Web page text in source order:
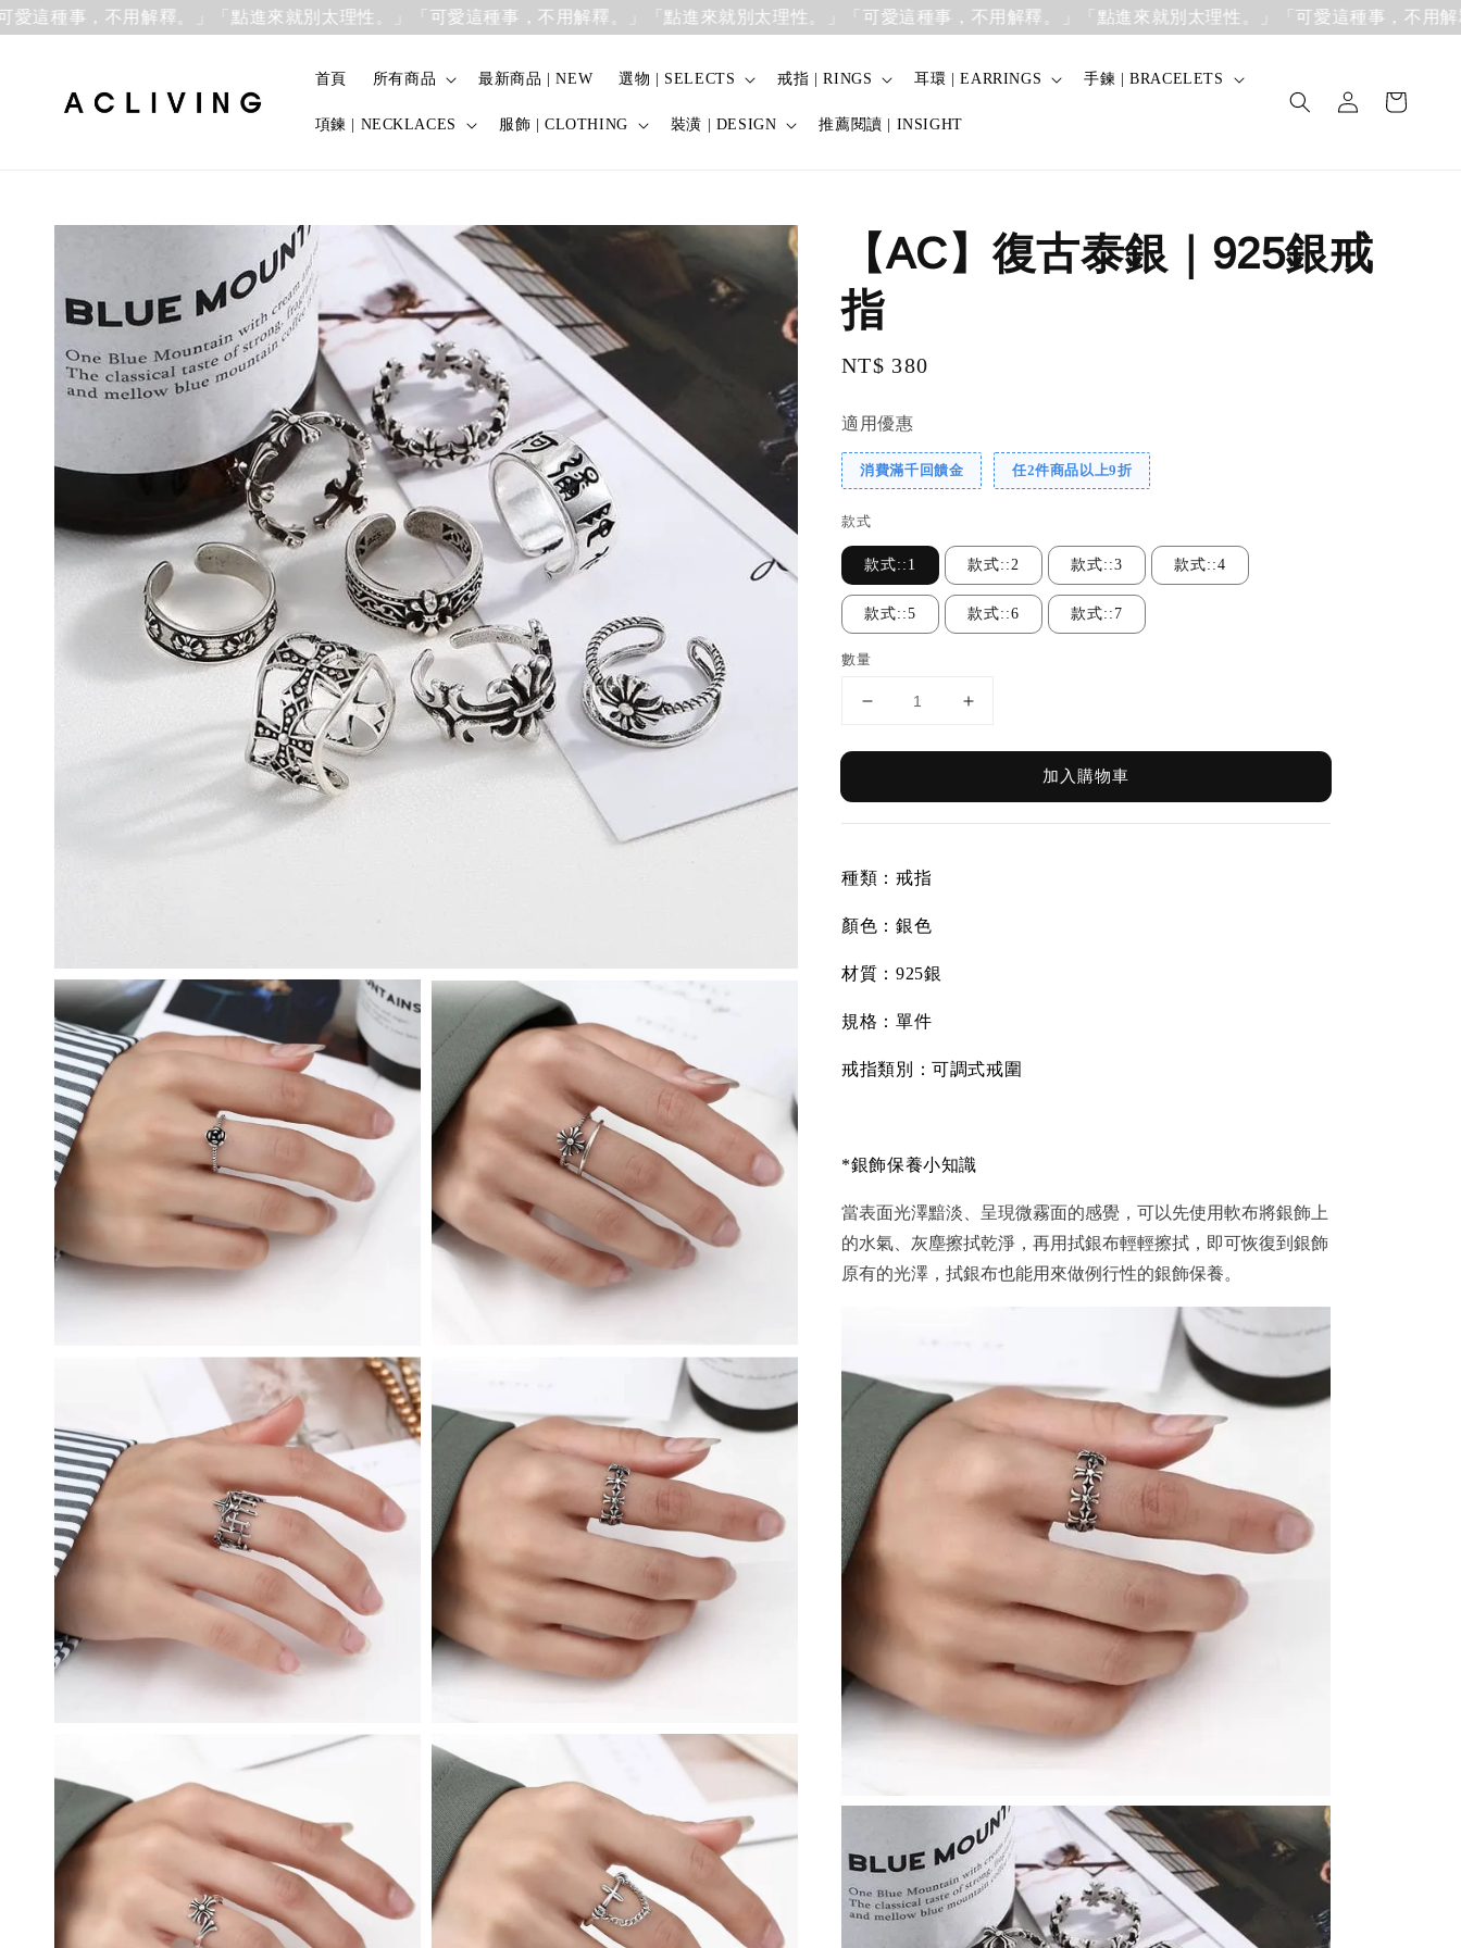
事，不用解釋。」「點進來就別太理性。」「可愛這種事，不用解釋。」「點進來就別太理性。」「可愛這種事，不用解釋。」「點進來就別太理性。」「可愛這種事，不用解釋。」
首頁 所有商品 最新商品 | NEW 選物 | SELECTS 戒指 | RINGS 耳環 | EARRINGS 手鍊 | BRACELETS
項鍊 | NECKLACES 服飾 | CLOTHING 裝潢 | DESIGN 推薦閱讀 | INSIGHT
【AC】復古泰銀｜925銀戒
指
Regular
NT$ 380
適用優惠
消費滿千回饋金 任2件商品以上9折
款式
款式::1 款式::2 款式::3 款式::4
款式::5 款式::6 款式::7
數量
加入購物車
種類：戒指
顏色：銀色
材質：925銀
規格：單件
戒指類別：可調式戒圍
*銀飾保養小知識
當表面光澤黯淡、呈現微霧面的感覺，可以先使用軟布將銀飾上
的水氣、灰塵擦拭乾淨，再用拭銀布輕輕擦拭，即可恢復到銀飾
原有的光澤，拭銀布也能用來做例行性的銀飾保養。